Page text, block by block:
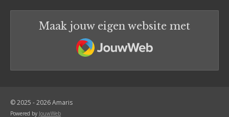
Maak jouw eigen website met
JouwWeb
© 2025 - 2026 Amaris
Powered by JouwWeb